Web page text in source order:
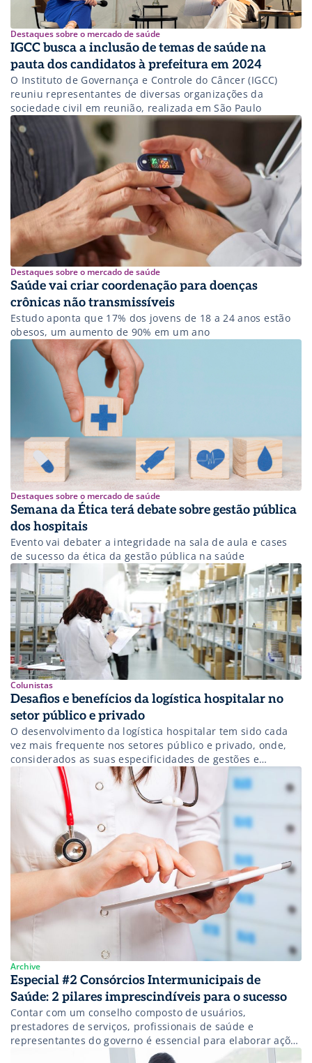
Destaques sobre o mercado de saúde
IGCC busca a inclusão de temas de saúde na
pauta dos candidatos à prefeitura em 2024
O Instituto de Governança e Controle do Câncer (IGCC)
reuniu representantes de diversas organizações da
sociedade civil em reunião, realizada em São Paulo
Destaques sobre o mercado de saúde
Saúde vai criar coordenação para doenças
crônicas não transmissíveis
Estudo aponta que 17% dos jovens de 18 a 24 anos estão
obesos, um aumento de 90% em um ano
Destaques sobre o mercado de saúde
Semana da Ética terá debate sobre gestão pública
dos hospitais
Evento vai debater a integridade na sala de aula e cases
de sucesso da ética da gestão pública na saúde
Colunistas
Desafios e benefícios da logística hospitalar no
setor público e privado
O desenvolvimento da logística hospitalar tem sido cada
vez mais frequente nos setores público e privado, onde,
considerados as suas especificidades de gestões e
operações, ambos buscam os mesmos objetivos e podem
se beneficiar com as suas soluções. Com isso, quero dizer
que tanto o setor público quanto o privado, considerando
a necessidade de uma […]
Archive
Especial #2 Consórcios Intermunicipais de
Saúde: 2 pilares imprescindíveis para o sucesso
Contar com um conselho composto de usuários,
prestadores de serviços, profissionais de saúde e
representantes do governo é essencial para elaborar ações
que resolvam os problemas da região